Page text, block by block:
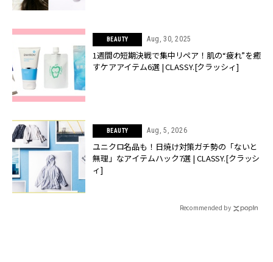
BEAUTY Aug, 30, 2025
1週間の短期決戦で集中リペア！肌の“疲れ”を癒
すケアアイテム6選 | CLASSY.[クラッシィ]
BEAUTY Aug, 5, 2026
ユニクロ名品も！日焼け対策ガチ勢の「ないと
無理」なアイテムハック7選 | CLASSY.[クラッシ
ィ]
Recommended by